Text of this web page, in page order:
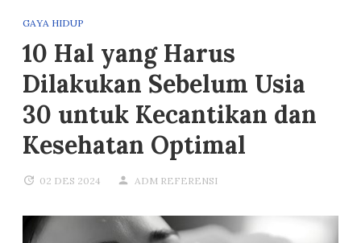
GAYA HIDUP
10 Hal yang Harus
Dilakukan Sebelum Usia
30 untuk Kecantikan dan
Kesehatan Optimal
02 DES 2024 ADM REFERENSI